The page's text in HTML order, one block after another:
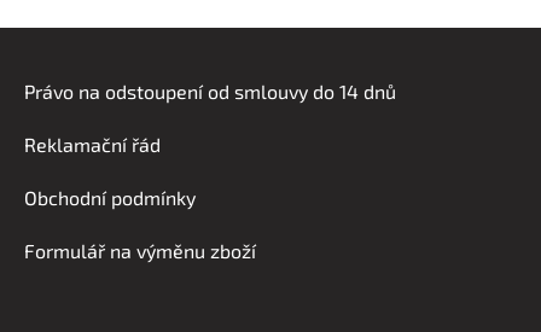
Právo na odstoupení od smlouvy do 14 dnů
Reklamační řád
Obchodní podmínky
Formulář na výměnu zboží